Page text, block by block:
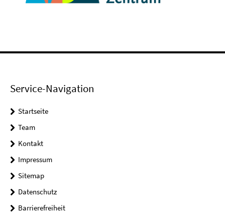
Service-Navigation
Startseite
Team
Kontakt
Impressum
Sitemap
Datenschutz
Barrierefreiheit